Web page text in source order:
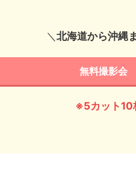
＼ 北海道から沖縄
無料撮影会
※5カット10